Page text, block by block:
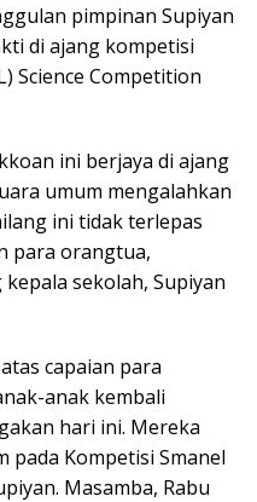
pimpinan Supiyan
di ajang kompetisi
Science Competition
ini berjaya di ajang
umum mengalahkan
ini tidak terlepas
para orangtua,
sekolah, Supiyan
capaian para
anak kembali
hari ini. Mereka
pada Kompetisi Smanel
Masamba, Rabu